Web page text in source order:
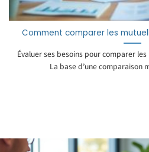
Comment comparer les
Évaluer ses besoins pour comparer
La base d’une comparaison